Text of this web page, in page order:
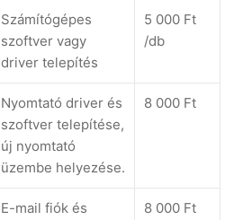
Számítógépes
szoftver vagy
driver telepítés
5 000 Ft
/db
Nyomtató driver és
szoftver telepítése,
új nyomtató
üzembe helyezése.
8 000 Ft
E-mail fiók és
8 000 Ft